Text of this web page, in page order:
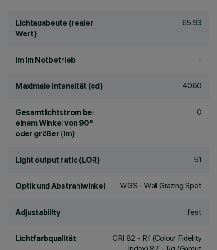
Lichtausbeute (realer
Wert)
65.93
lm im Notbetrieb -
Maximale Intensität (cd) 4060
Gesamtlichtstrom bei
einem Winkel von 90°
oder größer (lm)
0
Light output ratio (LOR) 51
Optik und Abstrahlwinkel WGS - Wall Grazing Spot
Adjustability fest
Lichtfarbqualität CRI 82 - Rf (Colour Fidelity
Index) 87 - Rg (Gamut